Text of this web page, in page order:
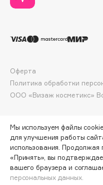
Divage
Dolomit
Dr. Vranjes Firenze
Dr.Althea
DSD de Luxe
Dyson
ДОБАВИТЬ В КОРЗИНУ
ООО «Визаж косметикс»
Оферта
Политика обработки
Мы используем файлы
для улучшения работы
использования. Продолжая
«Принять», вы
вашего браузера и
персональных данных.